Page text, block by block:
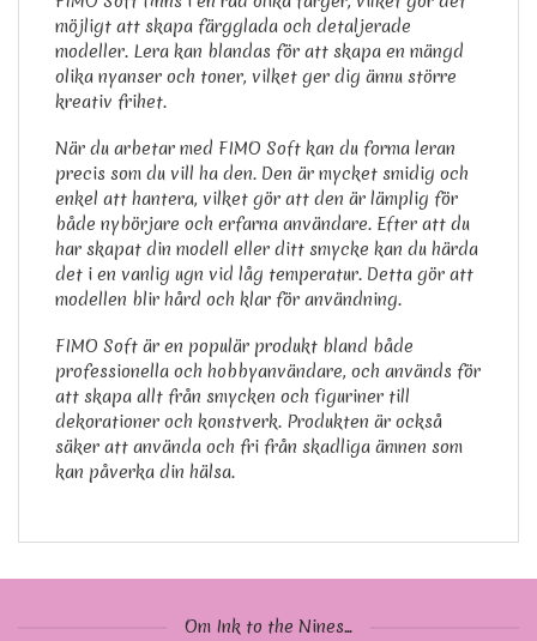
möjligt att skapa färgglada och detaljerade
modeller. Lera kan blandas för att skapa en mängd
olika nyanser och toner, vilket ger dig ännu större
kreativ frihet.
När du arbetar med FIMO Soft kan du forma leran
precis som du vill ha den. Den är mycket smidig och
enkel att hantera, vilket gör att den är lämplig för
både nybörjare och erfarna användare. Efter att du
har skapat din modell eller ditt smycke kan du härda
det i en vanlig ugn vid låg temperatur. Detta gör att
modellen blir hård och klar för användning.
FIMO Soft är en populär produkt bland både
professionella och hobbyanvändare, och används för
att skapa allt från smycken och figuriner till
dekorationer och konstverk. Produkten är också
säker att använda och fri från skadliga ämnen som
kan påverka din hälsa.
Om Ink to the Nines...